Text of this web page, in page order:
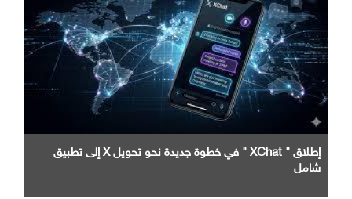
إطلاق " XChat " في خطوة جديدة نحو تحويل X إلى تطبيق
شامل